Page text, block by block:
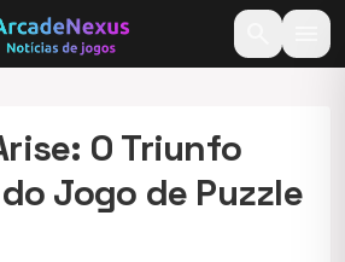
O Triunfo
Jogo de Puzzle